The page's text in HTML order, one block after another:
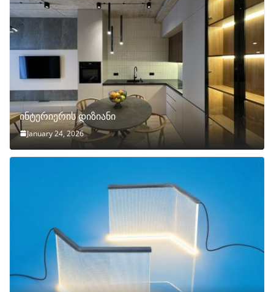
ინტერიერის დიზიანი
January 24, 2026